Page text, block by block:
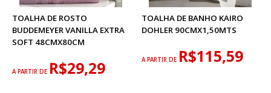
TOALHA DE ROSTO
BUDDEMEYER VANILLA EXTRA
SOFT 48CMX80CM
A PARTIR DE R$29,29
TOALHA DE BANHO KAIRO
DOHLER 90CMX1,50MTS
A PARTIR DE R$115,59